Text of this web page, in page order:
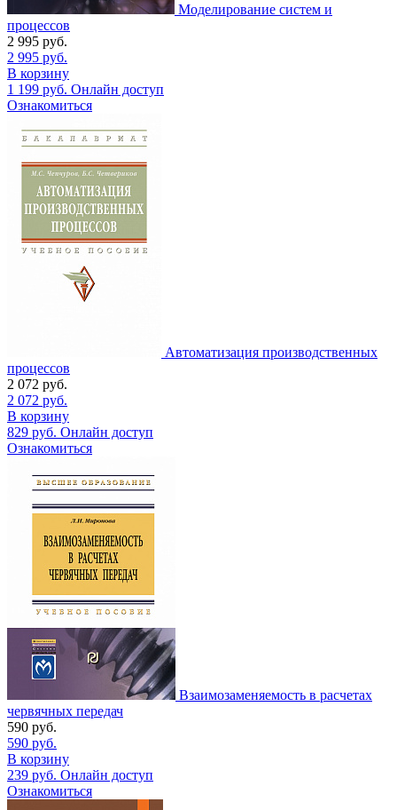
Моделирование систем и
процессов
2 995 руб.
2 995 руб.
В корзину
1 199 руб. Онлайн доступ
Ознакомиться
Автоматизация производственных
процессов
2 072 руб.
2 072 руб.
В корзину
829 руб. Онлайн доступ
Ознакомиться
Взаимозаменяемость в расчетах
червячных передач
590 руб.
590 руб.
В корзину
239 руб. Онлайн доступ
Ознакомиться